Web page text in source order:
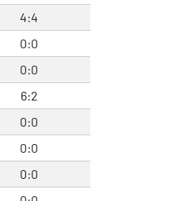
4:4
0:0
0:0
6:2
0:0
0:0
0:0